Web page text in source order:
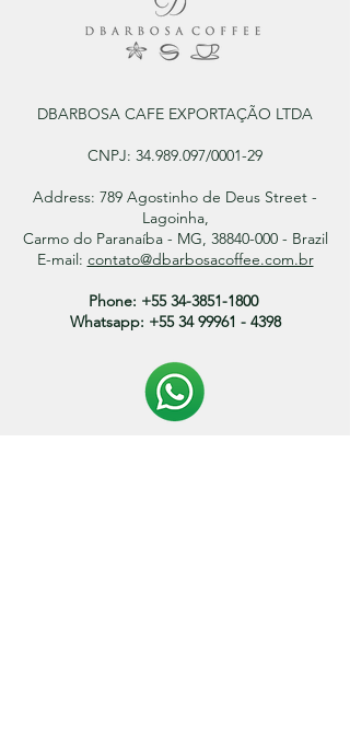
DBARBOSA CAFE EXPORTAÇÃO LTDA
CNPJ: 34.989.097/0001-29
Address: 789 Agostinho de Deus Street -
Lagoinha,
Carmo do Paranaíba - MG, 38840-000 - Brazil
E-mail: contato@dbarbosacoffee.com.br
Phone: +55 34-3851-1800
Whatsapp: +55 34 99961 - 4398